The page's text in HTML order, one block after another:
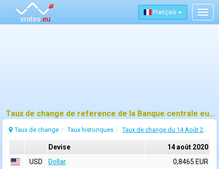
Français
Taux de change de reference de la Banque centrale europeenne (BCE) pour 14 août 2020
Taux de change Taux historiques Taux de change du 14 Août 2020
Devise
14 août 2020
USD
Dollar
0,8465 EUR